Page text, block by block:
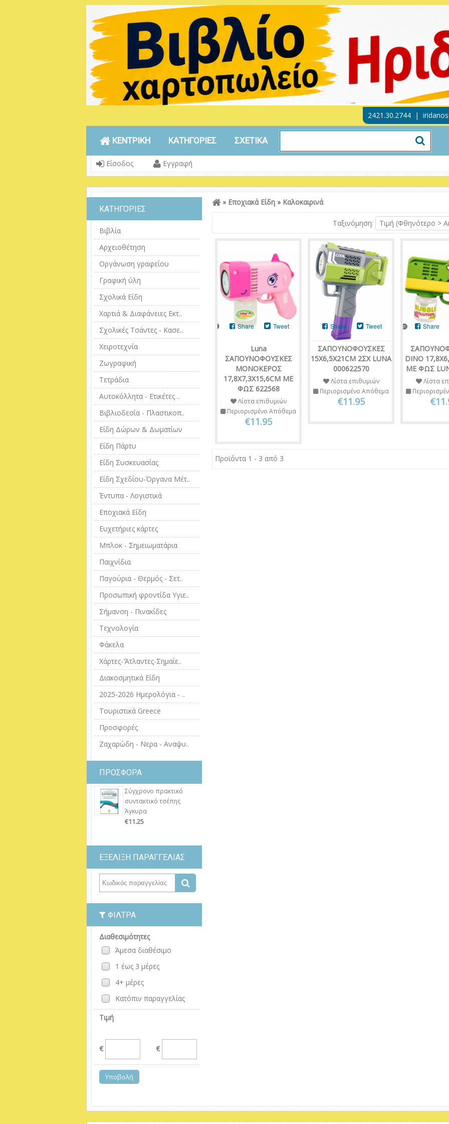
2421.30.2744 |
ΚΕΝΤΡΙΚΗ ΚΑΤΗΓΟΡΙΕΣ ΣΧΕΤΙΚΑ
Είσοδος Εγγραφή
ΚΑΤΗΓΟΡΙΕΣ
Βιβλία
Αρχειοθέτηση
Οργάνωση γραφείου
Γραφική ύλη
Σχολικά Είδη
Χαρτιά & Διαφάνειες Εκτ..
Σχολικές Τσάντες - Κασε..
Χειροτεχνία
Ζωγραφική
Τετράδια
Αυτοκόλλητα - Ετικέτες ..
Βιβλιοδεσία - Πλαστικοπ..
Είδη Δώρων & Δωματίων
Είδη Πάρτυ
Είδη Συσκευασίας
Είδη Σχεδίου-Όργανα Μέτ..
Έντυπα - Λογιστικά
Εποχιακά Είδη
Ευχετήριες κάρτες
Μπλοκ - Σημειωματάρια
Παιχνίδια
Παγούρια - Θερμός - Σετ..
Προσωπική φροντίδα Υγιε..
Σήμανση - Πινακίδες
Τεχνολογία
Φάκελα
Χάρτες-'Άτλαντες-Σημαίε..
Διακοσμητικά Είδη
2025-2026 Ημερολόγια - ..
Τουριστικά Greece
Προσφορές
Ζαχαρώδη - Νερα - Αναψυ..
ΠΡΟΣΦΟΡΑ
Σύγχρονο πρακτικό
συντακτικό τσέπης
Άγκυρα
€11.25
ΕΞΕΛΙΞΗ ΠΑΡΑΓΓΕΛΙΑΣ
ΦΊΛΤΡΑ
Διαθεσιμότητες
Άμεσα διαθέσιμο
1 έως 3 μέρες
4+ μέρες
Κατόπιν παραγγελίας
Τιμή
€ €
» Εποχιακά Είδη » Καλοκαιρινά
Ταξινόμηση: Τιμή (Φθηνότερο >
Luna
ΣΑΠΟΥΝΟΦΟΥΣΚΕΣ
ΜΟNΟΚΕΡΟΣ
17,8Χ7,3Χ15,6CM ΜΕ
ΦΩΣ 622568
Share Tweet
Λίστα επιθυμιών
Περιορισμένο Απόθεμα
€11.95
ΣΑΠΟΥΝΟΦΟΥΣΚΕΣ
15Χ6,5Χ21CM 2ΣΧ LUNA
000622570
Share Tweet
Λίστα επιθυμιών
Περιορισμένο Απόθεμα
€11.95
DINO
ΜΕ ΦΩΣ
Share
Λίστα
Προϊόντα 1 - 3 από 3